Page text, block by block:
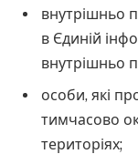
внутрішньо
в Єдиній
внутрішньо
особи, які
тимчасово
територіях;